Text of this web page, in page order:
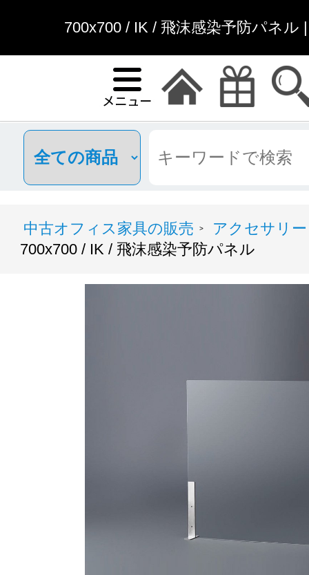
700x700 / IK / 飛沫感染予防パネル
中古オフィス家具の販売 >
アクセサリー
700x700 / IK / 飛沫感染予防パネル